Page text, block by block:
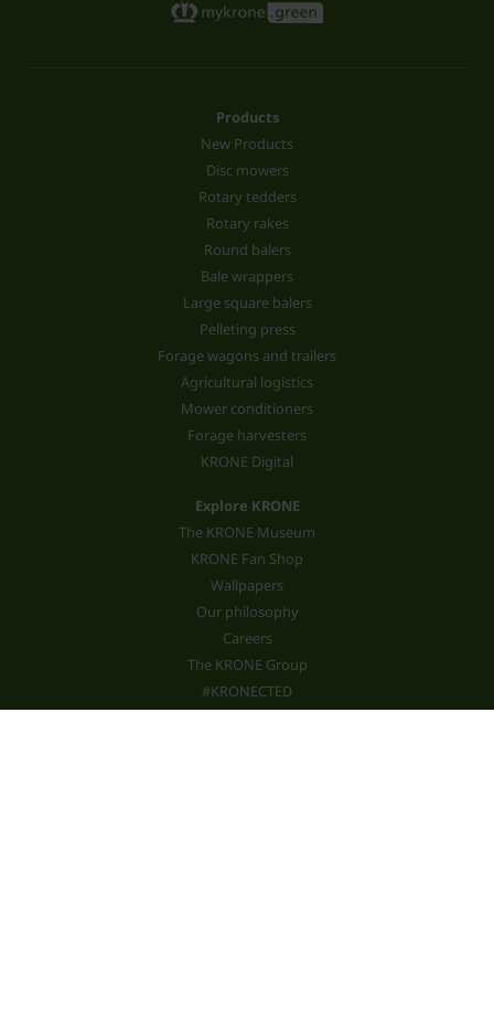
Products
New Products
Disc mowers
Rotary tedders
Rotary rakes
Round balers
Bale wrappers
Large square balers
Pelleting press
Forage wagons and trailers
Agricultural logistics
Mower conditioners
Forage harvesters
KRONE Digital
Explore KRONE
The KRONE Museum
KRONE Fan Shop
Wallpapers
Our philosophy
Careers
The KRONE Group
#KRONECTED